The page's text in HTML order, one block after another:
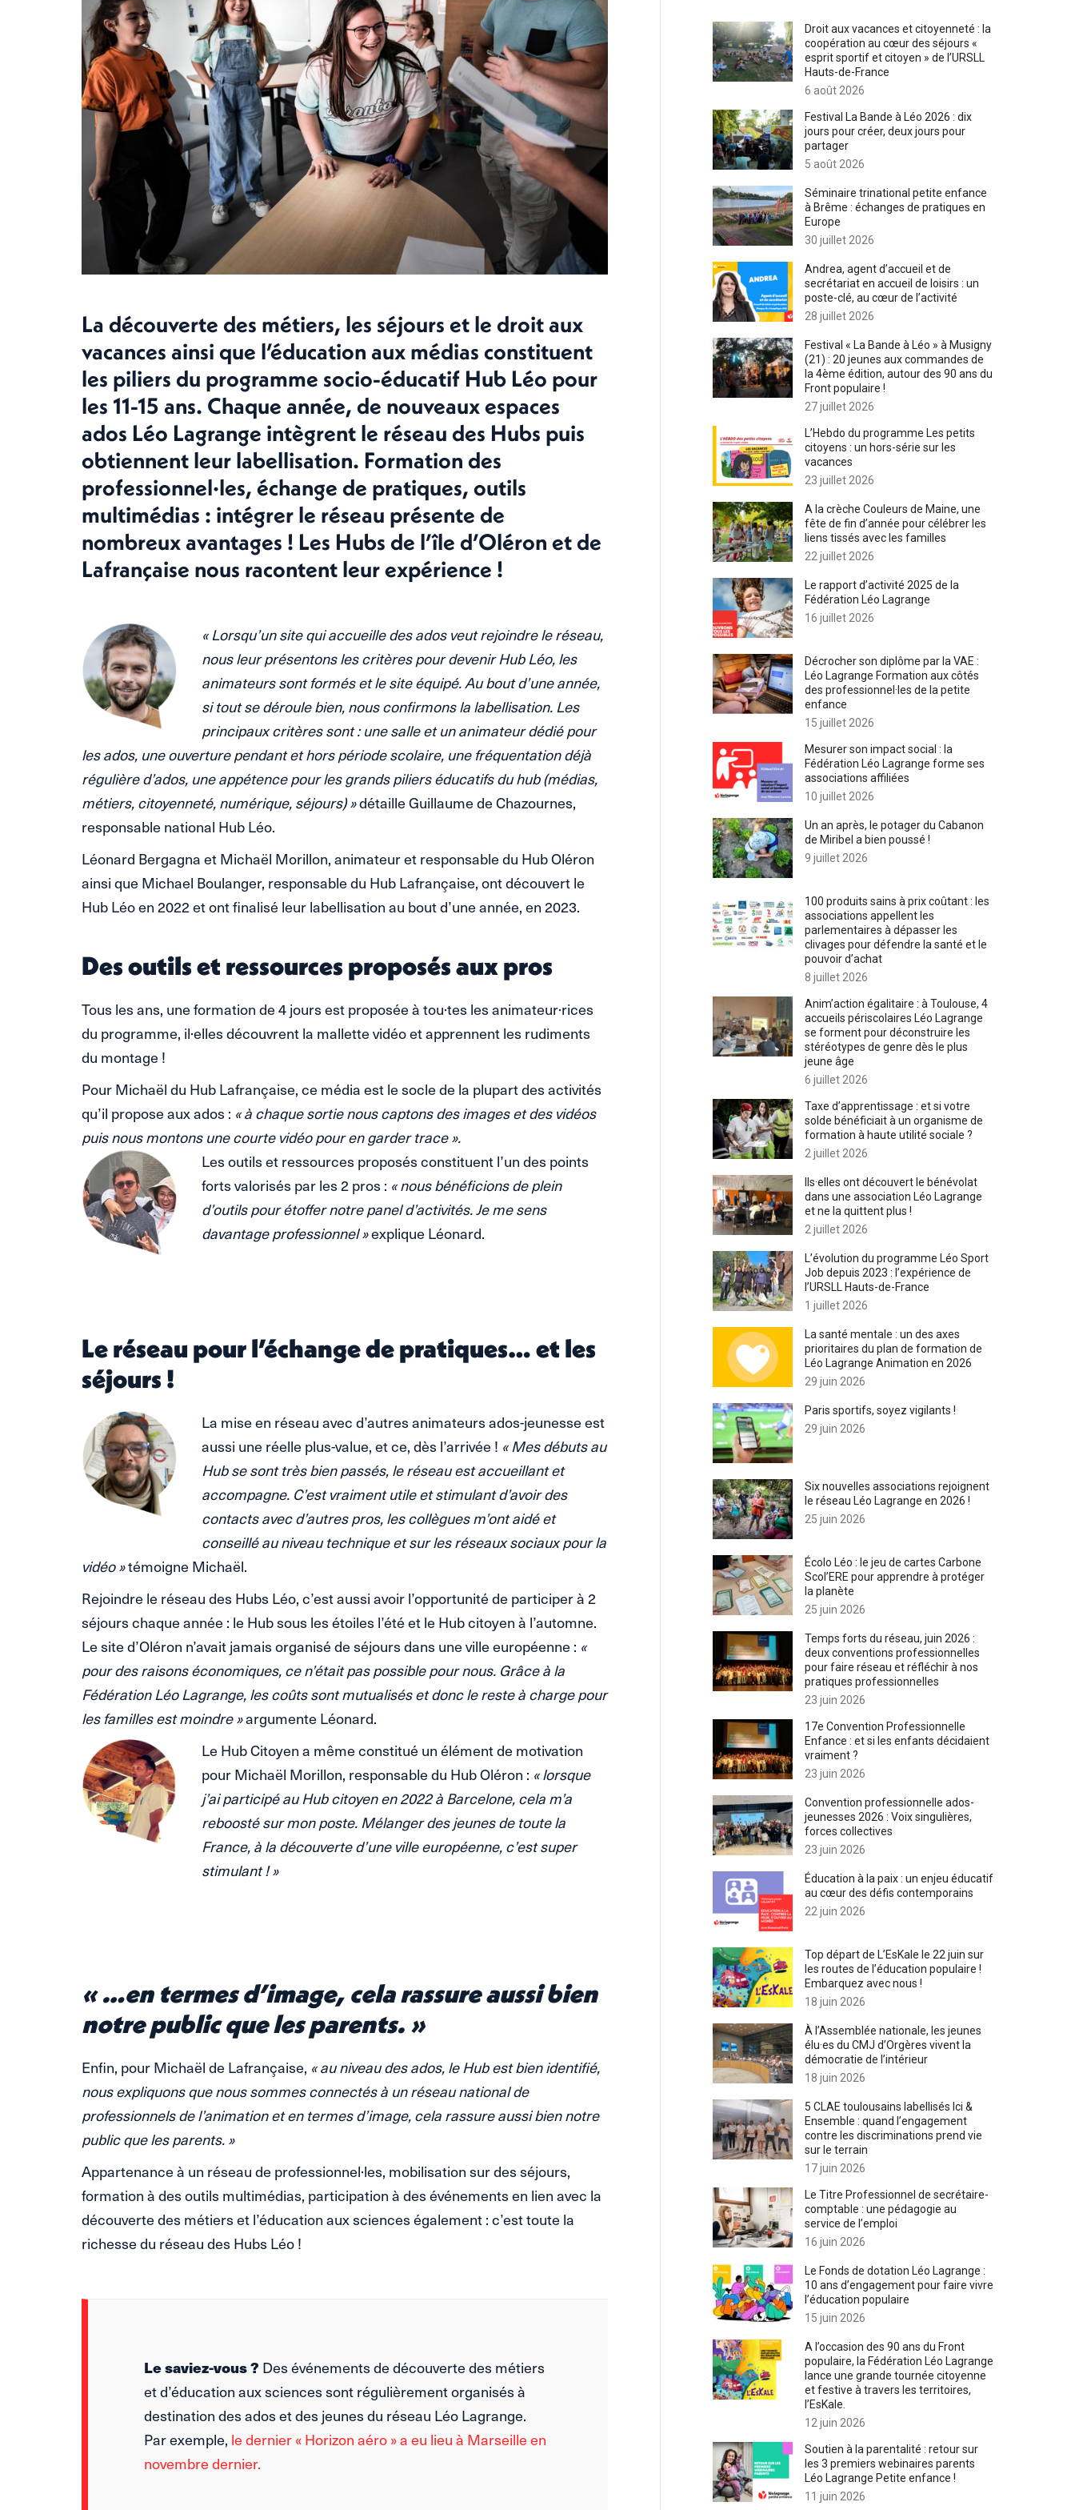
La découverte des métiers, les séjours et le droit aux
vacances ainsi que l’éducation aux médias constituent
les piliers du programme socio-éducatif Hub Léo pour
les 11-15 ans. Chaque année, de nouveaux espaces
ados Léo Lagrange intègrent le réseau des Hubs puis
obtiennent leur labellisation. Formation des
professionnel·les, échange de pratiques, outils
multimédias : intégrer le réseau présente de
nombreux avantages ! Les Hubs de l’île d’Oléron et de
Lafrançaise nous racontent leur expérience !
« Lorsqu’un site qui accueille des ados veut rejoindre le réseau,
nous leur présentons les critères pour devenir Hub Léo, les
animateurs sont formés et le site équipé. Au bout d’une année,
si tout se déroule bien, nous confirmons la labellisation. Les
principaux critères sont : une salle et un animateur dédié pour
les ados, une ouverture pendant et hors période scolaire, une fréquentation déjà
régulière d’ados, une appétence pour les grands piliers éducatifs du hub (médias,
métiers, citoyenneté, numérique, séjours) »détaille Guillaume de Chazournes,
responsable national Hub Léo.
Léonard Bergagna et Michaël Morillon, animateur et responsable du Hub Oléron
ainsi que Michael Boulanger, responsable du Hub Lafrançaise, ont découvert le
Hub Léo en 2022 et ont finalisé leur labellisation au bout d’une année, en 2023.
Des outils et ressources proposés aux pros
Tous les ans, une formation de 4 jours est proposée à tou·tes les animateur·rices
du programme, il·elles découvrent la mallette vidéo et apprennent les rudiments
du montage !
Pour Michaël du Hub Lafrançaise, ce média est le socle de la plupart des activités
qu’il propose aux ados : « à chaque sortie nous captons des images et des vidéos
puis nous montons une courte vidéo pour en garder trace ».
Les outils et ressources proposés constituent l’un des points
forts valorisés par les 2 pros : « nous bénéficions de plein
d’outils pour étoffer notre panel d’activités. Je me sens
davantage professionnel »explique Léonard.
Le réseau pour l’échange de pratiques… et les
séjours !
La mise en réseau avec d’autres animateurs ados-jeunesse est
aussi une réelle plus-value, et ce, dès l’arrivée ! « Mes débuts au
Hub se sont très bien passés, le réseau est accueillant et
accompagne. C’est vraiment utile et stimulant d’avoir des
contacts avec d’autres pros, les collègues m’ont aidé et
conseillé au niveau technique et sur les réseaux sociaux pour la
vidéo »témoigne Michaël.
Rejoindre le réseau des Hubs Léo, c’est aussi avoir l’opportunité de participer à 2
séjours chaque année : le Hub sous les étoiles l’été et le Hub citoyen à l’automne.
Le site d’Oléron n’avait jamais organisé de séjours dans une ville européenne : «
pour des raisons économiques, ce n’était pas possible pour nous. Grâce à la
Fédération Léo Lagrange, les coûts sont mutualisés et donc le reste à charge pour
les familles est moindre »argumente Léonard.
Le Hub Citoyen a même constitué un élément de motivation
pour Michaël Morillon, responsable du Hub Oléron : « lorsque
j’ai participé au Hub citoyen en 2022 à Barcelone, cela m’a
reboosté sur mon poste. Mélanger des jeunes de toute la
France, à la découverte d’une ville européenne, c’est super
stimulant ! »
« …en termes d’image, cela rassure aussi bien
notre public que les parents. »
Enfin, pour Michaël de Lafrançaise, « au niveau des ados, le Hub est bien identifié,
nous expliquons que nous sommes connectés à un réseau national de
professionnels de l’animation et en termes d’image, cela rassure aussi bien notre
public que les parents. »
Appartenance à un réseau de professionnel·les, mobilisation sur des séjours,
formation à des outils multimédias, participation à des événements en lien avec la
découverte des métiers et l’éducation aux sciences également : c’est toute la
richesse du réseau des Hubs Léo !
Le saviez-vous ? Des événements de découverte des métiers
et d’éducation aux sciences sont régulièrement organisés à
destination des ados et des jeunes du réseau Léo Lagrange.
Par exemple, le dernier « Horizon aéro » a eu lieu à Marseille en
novembre dernier.
Droit aux vacances et citoyenneté : la
coopération au cœur des séjours «
esprit sportif et citoyen » de l’URSLL
Hauts-de-France
6 août 2026
Festival La Bande à Léo 2026 : dix
jours pour créer, deux jours pour
partager
5 août 2026
Séminaire trinational petite enfance
à Brême : échanges de pratiques en
Europe
30 juillet 2026
Andrea, agent d’accueil et de
secrétariat en accueil de loisirs : un
poste-clé, au cœur de l’activité
28 juillet 2026
Festival « La Bande à Léo » à Musigny
(21) : 20 jeunes aux commandes de
la 4ème édition, autour des 90 ans du
Front populaire !
27 juillet 2026
L’Hebdo du programme Les petits
citoyens : un hors-série sur les
vacances
23 juillet 2026
A la crèche Couleurs de Maine, une
fête de fin d’année pour célébrer les
liens tissés avec les familles
22 juillet 2026
Le rapport d’activité 2025 de la
Fédération Léo Lagrange
16 juillet 2026
Décrocher son diplôme par la VAE :
Léo Lagrange Formation aux côtés
des professionnel·les de la petite
enfance
15 juillet 2026
Mesurer son impact social : la
Fédération Léo Lagrange forme ses
associations affiliées
10 juillet 2026
Un an après, le potager du Cabanon
de Miribel a bien poussé !
9 juillet 2026
100 produits sains à prix coûtant : les
associations appellent les
parlementaires à dépasser les
clivages pour défendre la santé et le
pouvoir d’achat
8 juillet 2026
Anim’action égalitaire : à Toulouse, 4
accueils périscolaires Léo Lagrange
se forment pour déconstruire les
stéréotypes de genre dès le plus
jeune âge
6 juillet 2026
Taxe d’apprentissage : et si votre
solde bénéficiait à un organisme de
formation à haute utilité sociale ?
2 juillet 2026
Ils·elles ont découvert le bénévolat
dans une association Léo Lagrange
et ne la quittent plus !
2 juillet 2026
L’évolution du programme Léo Sport
Job depuis 2023 : l’expérience de
l’URSLL Hauts-de-France
1 juillet 2026
La santé mentale : un des axes
prioritaires du plan de formation de
Léo Lagrange Animation en 2026
29 juin 2026
Paris sportifs, soyez vigilants !
29 juin 2026
Six nouvelles associations rejoignent
le réseau Léo Lagrange en 2026 !
25 juin 2026
Écolo Léo : le jeu de cartes Carbone
Scol’ERE pour apprendre à protéger
la planète
25 juin 2026
Temps forts du réseau, juin 2026 :
deux conventions professionnelles
pour faire réseau et réfléchir à nos
pratiques professionnelles
23 juin 2026
17e Convention Professionnelle
Enfance : et si les enfants décidaient
vraiment ?
23 juin 2026
Convention professionnelle ados-
jeunesses 2026 : Voix singulières,
forces collectives
23 juin 2026
Éducation à la paix : un enjeu éducatif
au cœur des défis contemporains
22 juin 2026
Top départ de L’EsKale le 22 juin sur
les routes de l’éducation populaire !
Embarquez avec nous !
18 juin 2026
À l’Assemblée nationale, les jeunes
élu·es du CMJ d’Orgères vivent la
démocratie de l’intérieur
18 juin 2026
5 CLAE toulousains labellisés Ici &
Ensemble : quand l’engagement
contre les discriminations prend vie
sur le terrain
17 juin 2026
Le Titre Professionnel de secrétaire-
comptable : une pédagogie au
service de l’emploi
16 juin 2026
Le Fonds de dotation Léo Lagrange :
10 ans d’engagement pour faire vivre
l’éducation populaire
15 juin 2026
A l’occasion des 90 ans du Front
populaire, la Fédération Léo Lagrange
lance une grande tournée citoyenne
et festive à travers les territoires,
l’EsKale.
12 juin 2026
Soutien à la parentalité : retour sur
les 3 premiers webinaires parents
Léo Lagrange Petite enfance !
11 juin 2026